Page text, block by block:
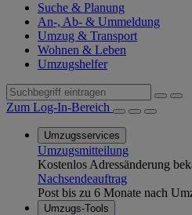
Suche & Planung
An-, Ab- & Ummeldung
Umzug & Transport
Wohnen & Leben
Umzugshelfer
Zum Log-In-Bereich
Umzugsservices
Umzugsmitteilung
Kostenlos Adressänderung
Nachsendeauftrag
Post bis zu 6 Monate nach
Umzugs-Tools